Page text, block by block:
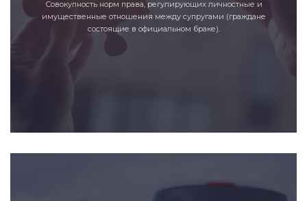
Совокупность норм права, регулирующих личностные и
имущественные отношения между супругами (граждане
состоящие в официальном браке).